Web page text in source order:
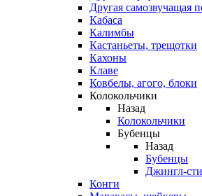
Другая самозвучащая
Кабаса
Калимбы
Кастаньеты, трещотки
Кахоны
Клаве
Ковбелы, агого, блоки
Колокольчики
Назад
Колокольчики
Бубенцы
Назад
Бубенцы
Джингл-
Конги